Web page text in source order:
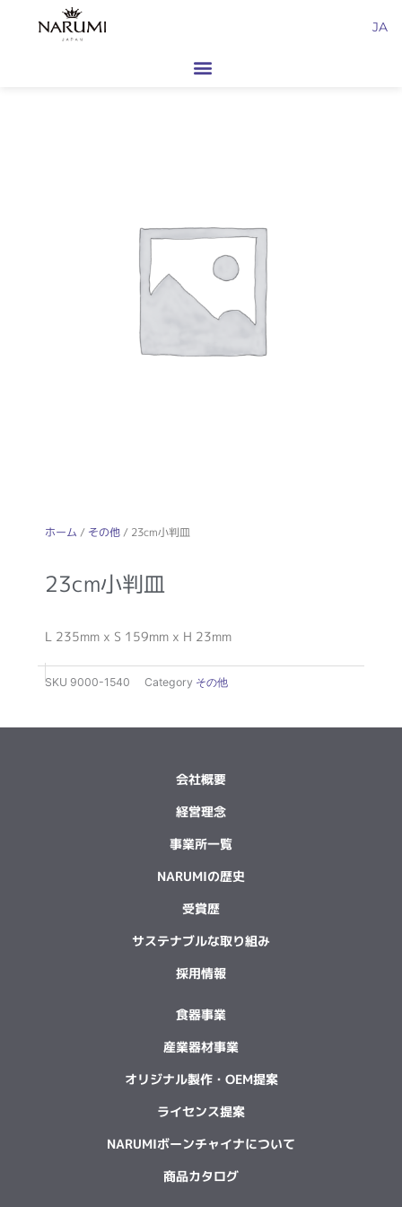
JA
ホーム / その他/ 23cm小判皿
23cm小判皿
L 235mm x S 159mm x H 23mm
SKU 9000-1540 Category その他
会社概要
経営理念
事業所一覧
NARUMIの歴史
受賞歴
サステナブルな取り組み
採用情報
食器事業
産業器材事業
オリジナル製作・OEM提案
ライセンス提案
NARUMIボーンチャイナについて
商品カタログ